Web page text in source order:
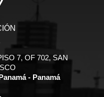
7, OF 702, SAN
- Panamá